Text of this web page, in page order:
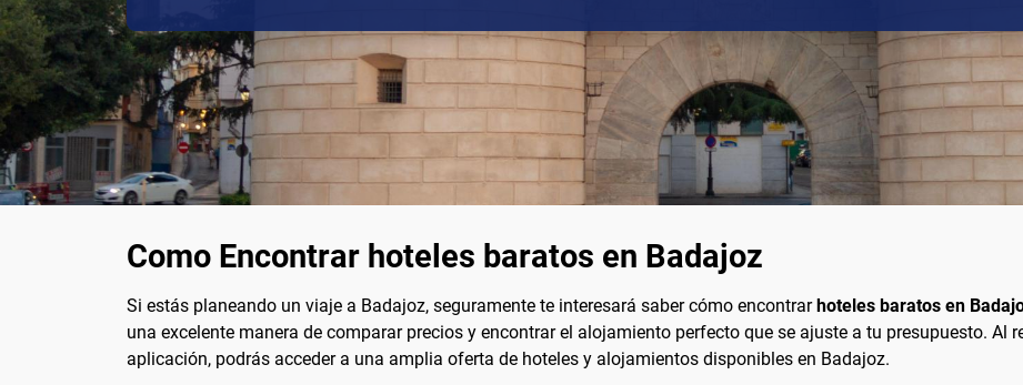
Como Encontrar hoteles baratos en Badajoz
Si estás planeando un viaje a Badajoz, seguramente te interesará saber cómo encontrar hoteles baratos en
una excelente manera de comparar precios y encontrar el alojamiento perfecto que se ajuste a tu presupuesto. Al
aplicación, podrás acceder a una amplia oferta de hoteles y alojamientos disponibles en Badajoz.